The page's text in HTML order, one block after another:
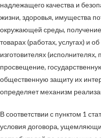
надлежащего качества и
жизни, здоровья, имущества
окружающей среды,
товарах (работах, услугах) и об
изготовителях (исполнителях,
просвещение,
общественную защиту их
определяет механизм
В соответствии с пунктом 1
условия договора,